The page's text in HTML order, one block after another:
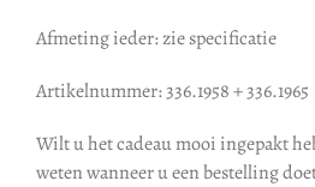
Afmeting ieder: zie specificatie
Artikelnummer: 336.1958 + 336.1965
Wilt u het cadeau mooi ingepakt
weten wanneer u een bestelling